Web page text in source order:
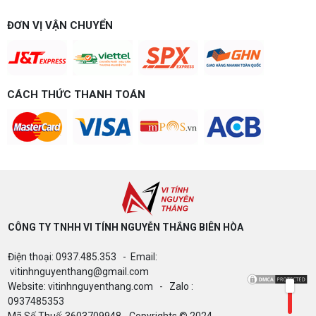
theo đúng ngân sách.
Build PC Gaming theo ngân sách từ 10
Build PC gaming theo ngân sách từ 10-40 triệu:
Intel/AMD và tránh sai tương thích. Tư vấn miễn
phí tại Vi tính Nguyễn Thắng.
PLUS – NHẬN VOUCHER ĐẾN 800K
quyền ( Vi tính Nguyễn Thắng)
ĐƠN VỊ VẬN CHUYỂN
CÁCH THỨC THANH TOÁN
CÔNG TY TNHH VI TÍNH NGUYỄN THẮNG BIÊN HÒA​
Điện thoại: 0937.485.353 - Email:
vitinhnguyenthang@gmail.com
Website: vitinhnguyenthang.com - Zalo :
0937485353